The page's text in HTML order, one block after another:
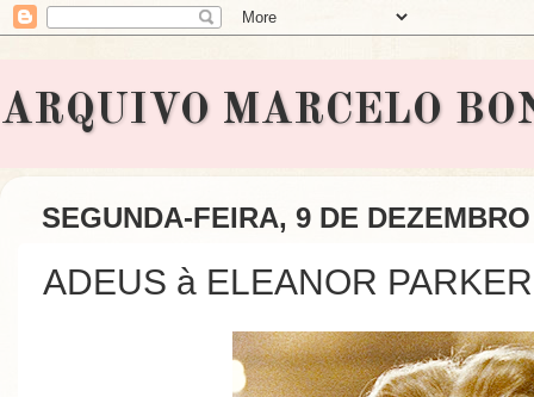
ARQUIVO MARCELO
SEGUNDA-FEIRA, 9 DE
ADEUS à ELEANOR PARKER